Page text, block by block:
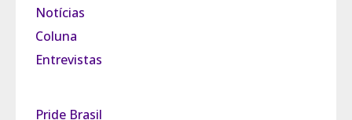
Notícias
Coluna
Entrevistas
Pride Brasil